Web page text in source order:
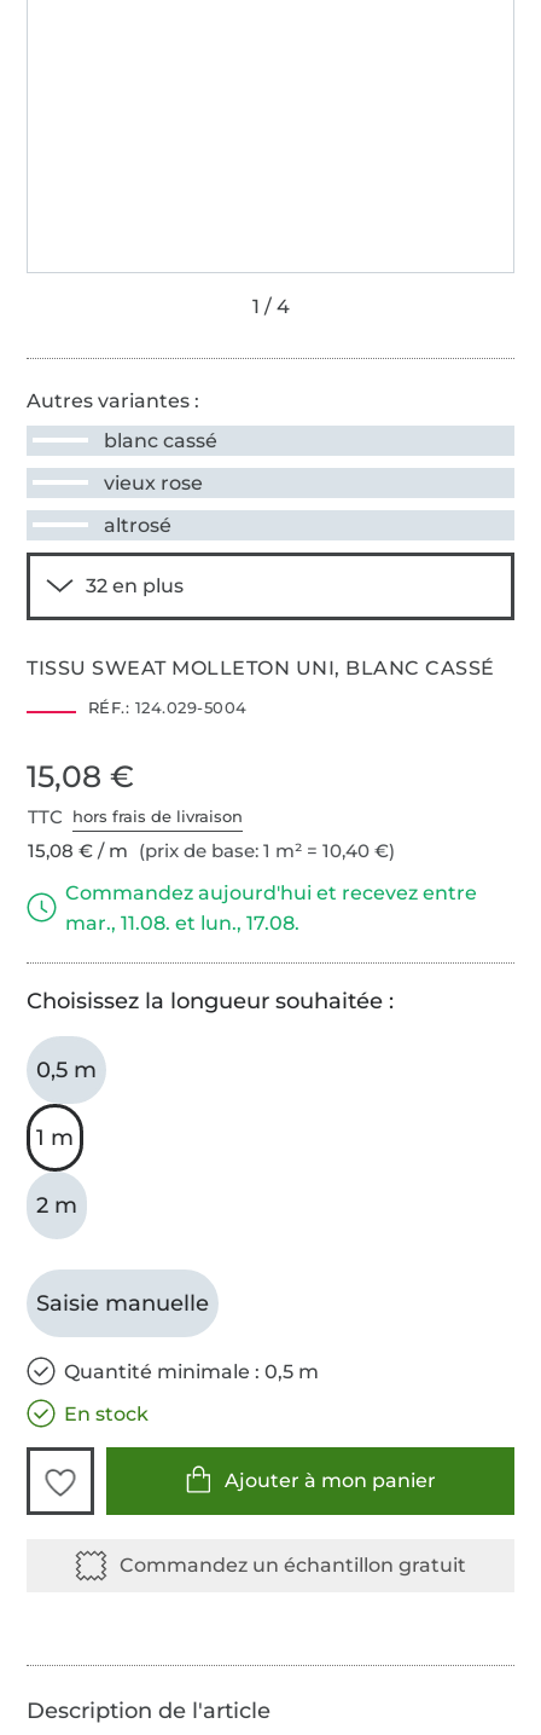
Autres variantes :
blanc cassé
vieux rose
altrosé
TISSU SWEAT MOLLETON UNI, BLANC CASSÉ
RÉF.: 124.029-5004
15,08 €
TTC hors frais de livraison
15,08 € / m (prix de base: 1 m² = 10,40 €)
Commandez aujourd'hui et recevez entre
mar., 11.08. et lun., 17.08.
Choisissez la longueur souhaitée :
0,5 m
1 m
2 m
Saisie manuelle
Quantité minimale : 0,5 m
En stock
Ajouter à mon panier